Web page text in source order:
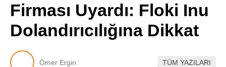
TikTok
Firması Uyardı: Floki Inu
Dolandırıcılığına Dikkat
Ömer Ergin TÜM YAZILARI